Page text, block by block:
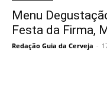
Menu
Festa da Firma,
Redação Guia da Cerveja -